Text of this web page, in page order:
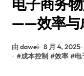
电子商务
——效率与
由 dawei 8 月 4, 2025
#成本控制 #效率 #电